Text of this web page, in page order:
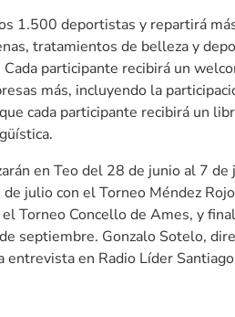
1.500 deportistas y repartirá
tratamientos de belleza y
participante recibirá un
más, incluyendo la
cada participante recibirá un
en Teo del 28 de junio al 7
julio con el Torneo Méndez
Torneo Concello de Ames, y
septiembre. Gonzalo Sotelo,
en Radio Líder